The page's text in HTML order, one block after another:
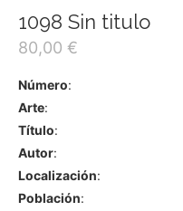
1098 Sin titulo
80,00 €
Número:
Arte:
Título:
Autor:
Localización:
Población: